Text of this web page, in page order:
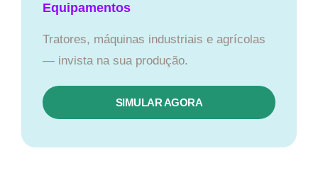
Equipamentos
Tratores, máquinas industriais e agrícolas
— invista na sua produção.
SIMULAR AGORA